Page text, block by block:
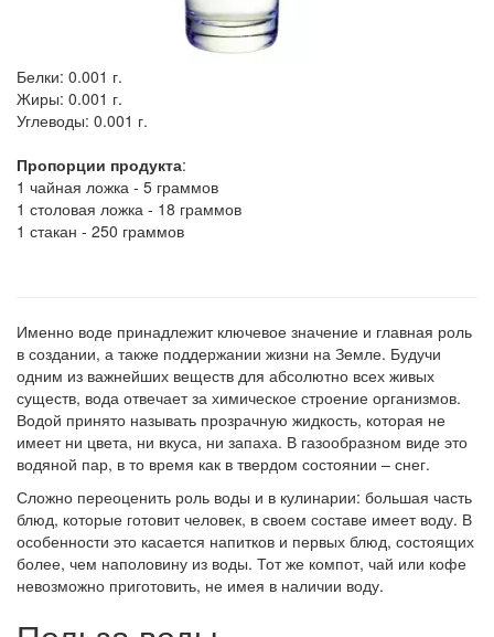
Белки: 0.001 г.
Жиры: 0.001 г.
Углеводы: 0.001 г.
Пропорции продукта:
1 чайная ложка - 5 граммов
1 столовая ложка - 18 граммов
1 стакан - 250 граммов
Именно воде принадлежит ключевое значение и главная роль
в создании, а также поддержании жизни на Земле. Будучи
одним из важнейших веществ для абсолютно всех живых
существ, вода отвечает за химическое строение организмов.
Водой принято называть прозрачную жидкость, которая не
имеет ни цвета, ни вкуса, ни запаха. В газообразном виде это
водяной пар, в то время как в твердом состоянии – снег.
Сложно переоценить роль воды и в кулинарии: большая часть
блюд, которые готовит человек, в своем составе имеет воду. В
особенности это касается напитков и первых блюд, состоящих
более, чем наполовину из воды. Тот же компот, чай или кофе
невозможно приготовить, не имея в наличии воду.